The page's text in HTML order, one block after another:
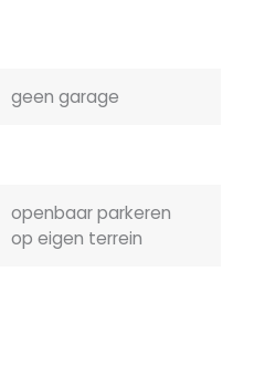
geen garage
openbaar parkeren
op eigen terrein